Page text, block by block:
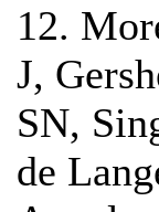
12.
J,
SN,
de